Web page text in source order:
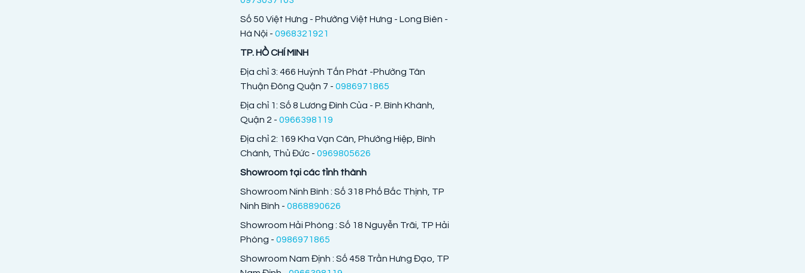
Số 50 Việt Hưng - Phường Việt Hưng - Long Biên -
Hà Nội - 0968321921
TP. HỒ CHÍ MINH
Địa chỉ 3: 466 Huỳnh Tấn Phát -Phường Tân
Thuận Đông Quận 7 - 0986971865
Địa chỉ 1: Số 8 Lương Đình Của - P. Bình Khánh,
Quận 2 - 0966398119
Địa chỉ 2: 169 Kha Vạn Cân, Phường Hiệp, Bình
Chánh, Thủ Đức - 0969805626
Showroom tại các tỉnh thành
Showroom Ninh Bình : Số 318 Phố Bắc Thịnh, TP
Ninh Bình - 0868890626
Showroom Hải Phòng : Số 18 Nguyễn Trãi, TP Hải
Phòng - 0986971865
Showroom Nam Định : Số 458 Trần Hưng Đạo, TP